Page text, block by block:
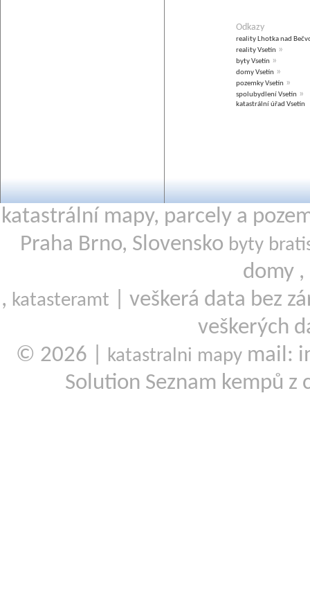
Odkazy
reality Lhotka nad
reality Vsetín »
byty Vsetín »
domy Vsetín »
pozemky Vsetín »
spolubydlení Vsetín »
katastrální úřad Vsetín
katastrální mapy, parcely a
Praha Brno, Slovensko byty
domy ,
, katasteramt
| veškerá data bez
veškerých
© 2026 |
katastralni mapy mail:
Solution Seznam kempů z